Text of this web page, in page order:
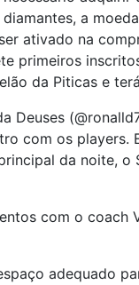
a
ativado na
primeiros
da Piticas e
Deuses
com os players.
da noite, o
com o coach
adequado